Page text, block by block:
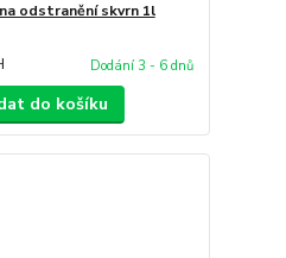
odstranění skvrn 1l
Dodání 3 - 6 dnů
do košíku